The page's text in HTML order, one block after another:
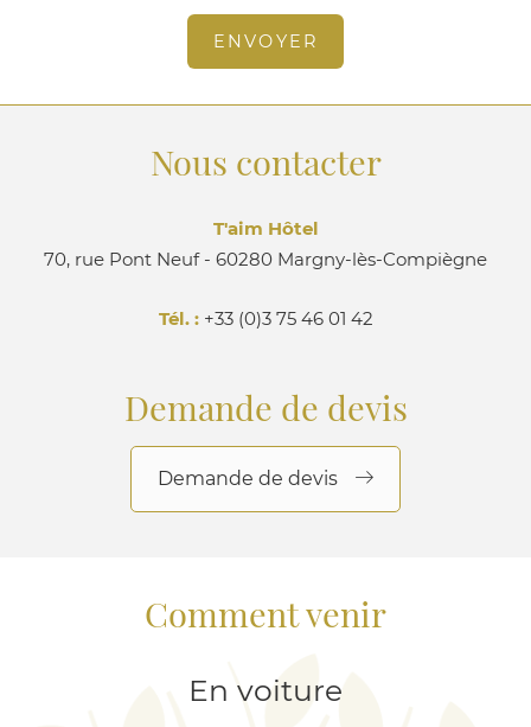
ENVOYER
Nous contacter
T'aim Hôtel
70, rue Pont Neuf- 60280 Margny-lès-Compiègne
Tél. : +33 (0)3 75 46 01 42
Demande de devis
Demande de devis
Comment venir
En voiture